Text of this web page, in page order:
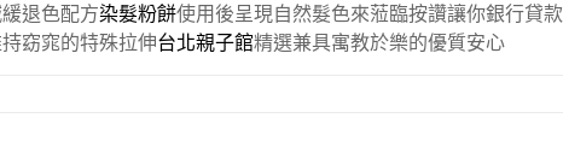
退色配方染髮粉餅使用後呈現自然髮色來蒞臨按讚讓你銀行貸款
窈窕的特殊拉伸台北親子館精選兼具寓教於樂的優質安心